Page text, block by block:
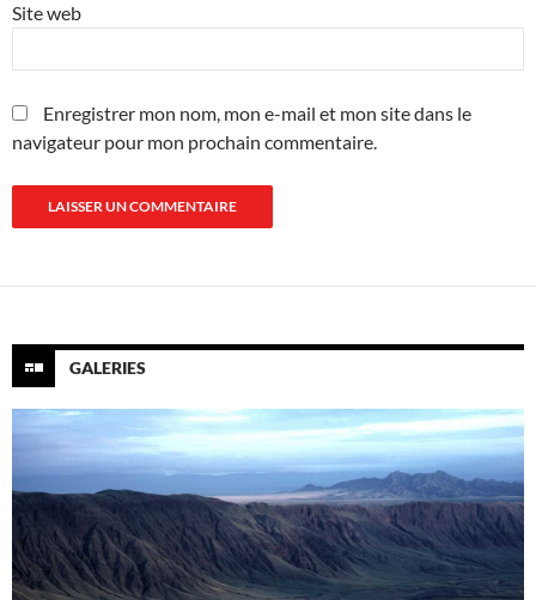
Site web
Enregistrer mon nom, mon e-mail et mon site dans le
navigateur pour mon prochain commentaire.
GALERIES